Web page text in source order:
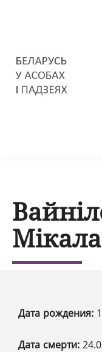
Дата рождения:
Дата смерти: